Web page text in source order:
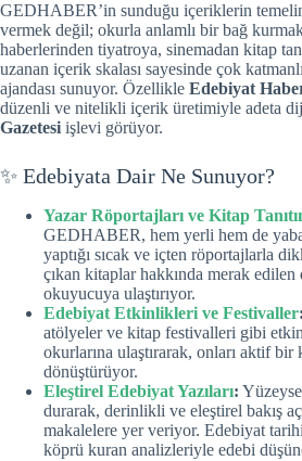
GEDHABER’in sunduğu içeriklerin
vermek değil; okurla anlamlı bir bağ
haberlerinden tiyatroya, sinemadan kitap
uzanan içerik skalası sayesinde çok
ajandası sunuyor. Özellikle Edebiyat
düzenli ve nitelikli içerik üretimiyle adeta
Gazetesi işlevi görüyor.
✨ Edebiyata Dair Ne Sunuyor?
Yazar Röportajları ve Kitap
GEDHABER, hem yerli hem de
yaptığı sıcak ve içten röportajlarla
çıkan kitaplar hakkında merak edilen
okuyucuya ulaştırıyor.
Edebiyat Etkinlikleri ve Festivaller:
atölyeler ve kitap festivalleri gibi
okurlarına ulaştırarak, onları aktif
dönüştürüyor.
Eleştirel Edebiyat Yazıları:
durarak, derinlikli ve eleştirel bakış
makalelere yer veriyor. Edebiyat
köprü kuran analizleriyle edebi